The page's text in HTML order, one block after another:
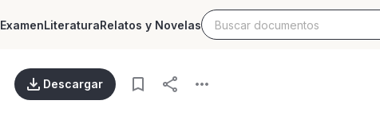
ExamenLiteraturaRelatos y Novelas
Descargar